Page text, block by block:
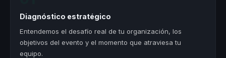
Diagnóstico estratégico
Entendemos el desafío real de tu organización, los
objetivos del evento y el momento que atraviesa tu
equipo.